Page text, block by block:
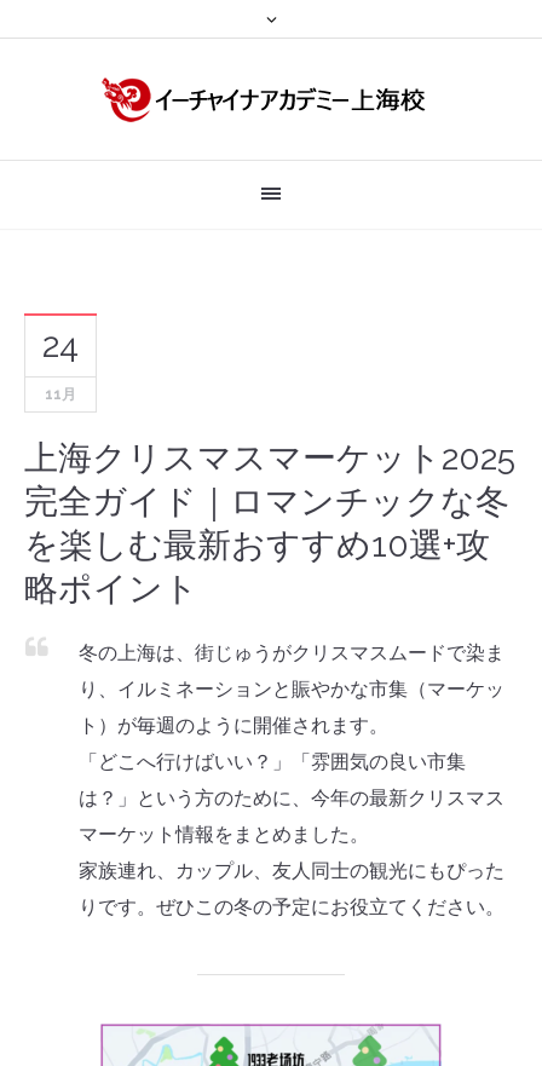
24
11月
上海クリスマスマーケット2025
完全ガイド｜ロマンチックな冬
を楽しむ最新おすすめ10選+攻
略ポイント
冬の上海は、街じゅうがクリスマスムードで染ま
り、イルミネーションと賑やかな市集（マーケッ
ト）が毎週のように開催されます。
「どこへ行けばいい？」「雰囲気の良い市集
は？」という方のために、今年の最新クリスマス
マーケット情報をまとめました。
家族連れ、カップル、友人同士の観光にもぴった
りです。ぜひこの冬の予定にお役立てください。